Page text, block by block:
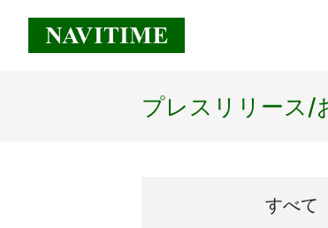
プレスリリース/
すべて